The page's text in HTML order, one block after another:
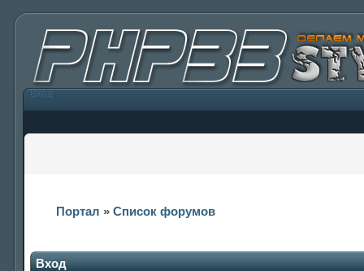
Вход
Портал » Список форумов
Вход